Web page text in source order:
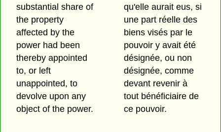
substantial share of
the property
affected by the
power had been
thereby appointed
to, or left
unappointed, to
devolve upon any
object of the power.
qu'elle aurait eus, si
une part réelle des
biens visés par le
pouvoir y avait été
désignée, ou non
désignée, comme
devant revenir à
tout bénéficiaire de
ce pouvoir.